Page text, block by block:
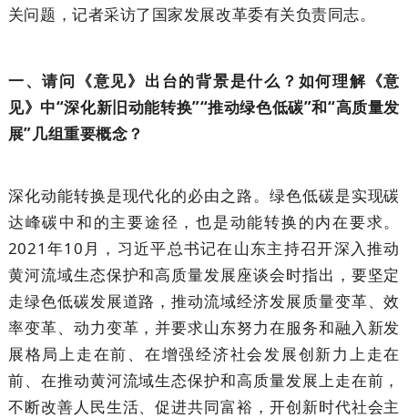
关问题，记者采访了国家发展改革委有关负责同志。
一、请问《意见》出台的背景是什么？如何理解《意
见》中“深化新旧动能转换”“推动绿色低碳”和“高质量发
展”几组重要概念？
深化动能转换是现代化的必由之路。绿色低碳是实现碳
达峰碳中和的主要途径，也是动能转换的内在要求。
2021年10月，习近平总书记在山东主持召开深入推动
黄河流域生态保护和高质量发展座谈会时指出，要坚定
走绿色低碳发展道路，推动流域经济发展质量变革、效
率变革、动力变革，并要求山东努力在服务和融入新发
展格局上走在前、在增强经济社会发展创新力上走在
前、在推动黄河流域生态保护和高质量发展上走在前，
不断改善人民生活、促进共同富裕，开创新时代社会主